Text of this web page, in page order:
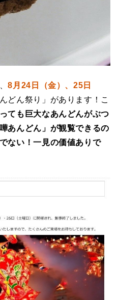
8月24日（金）、25日
どん祭り」があります！こ
ても巨大なあんどんがぶつ
あんどん」が観覧できるの
ない！一見の価値ありで